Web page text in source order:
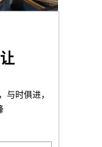
与时俱进，